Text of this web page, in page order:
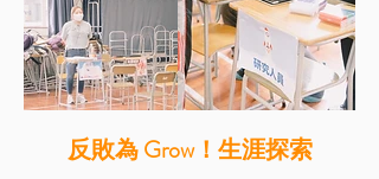
​反敗為 Grow！生涯探索